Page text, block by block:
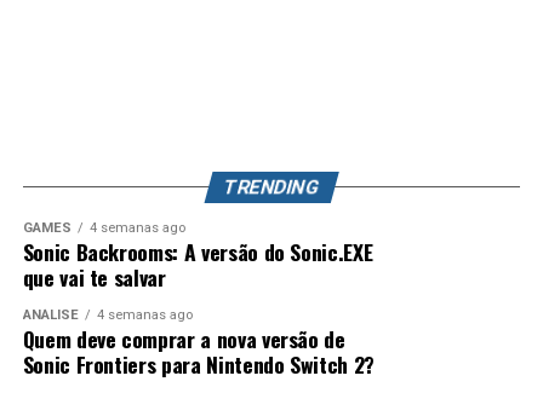
mundo. Splatoon Raiders pode até parecer um spin-off,
mas também pode representar o primeiro passo para a
maior evolução que a série já teve.
TRENDING
GAMES 4 semanas ago
Sonic Backrooms: A versão do Sonic.EXE
que vai te salvar
ANÁLISE 4 semanas ago
Quem deve comprar a nova versão de
Sonic Frontiers para Nintendo Switch 2?